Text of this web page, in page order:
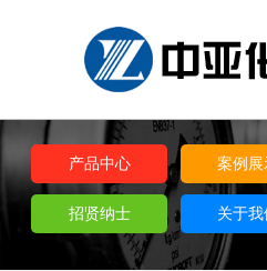
产品中心 案例展
招贤纳士 关于我